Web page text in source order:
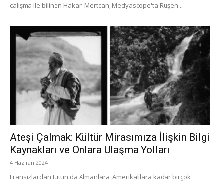
çalışma ile bilinen Hakan Mertcan, Medyascope'ta Ruşen...
Ateşi Çalmak: Kültür Mirasımıza İlişkin Bilgi
Kaynakları ve Onlara Ulaşma Yolları
4 Haziran 2024
Fransızlardan tutun da Almanlara, Amerikalılara kadar birçok